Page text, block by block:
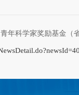
年科学家奖励基金（